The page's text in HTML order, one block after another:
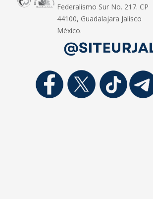
Federalismo Sur No. 217. CP
44100, Guadalajara Jalisco
México.